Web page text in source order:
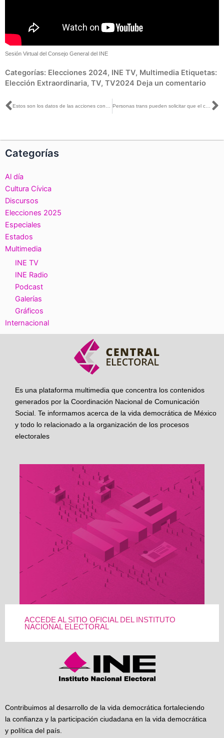
Sesión Virtual del Consejo General del INE
Categorías: Elecciones 2024, INE TV, Multimedia Etiquetas:
Elección Extraordinaria, TV, TV2024 Deja un comentario
Ant Personas trans pueden solicitar que el campo de sexo de su INE se reconozca la identidad de género
Categorías
Al día
Cultura Cívica
Discursos
Elecciones 2025
Especiales
Estados
Multimedia
INE TV
INE Radio
Podcast
Galerías
Gráficos
Internacional
Es una plataforma multimedia que concentra los contenidos
generados por la Coordinación Nacional de Comunicación
Social. Te informamos acerca de la vida democrática de México
y todo lo relacionado a la organización de los procesos
electorales
ACCEDE AL SITIO OFICIAL DEL INSTITUTO
NACIONAL ELECTORAL
Contribuimos al desarrollo de la vida democrática fortaleciendo
la confianza y la participación ciudadana en la vida democrática
y política del país.